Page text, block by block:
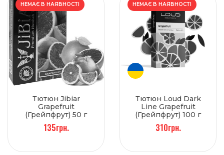
НЕМАЄ В НАЯВНОСТІ
Тютюн Jibiar
Grapefruit
(Грейпфрут) 50 г
135грн.
НЕМАЄ В НАЯВНОСТІ
Тютюн Loud Dark
Line Grapefruit
(Грейпфрут) 100 г
310грн.